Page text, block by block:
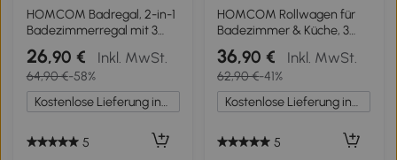
HOMCOM Badregal, 2-in-1
Badezimmerregal mit 3
Stangen, abnehmbarer
48L-Wäschekorb, Bambus,
43 x 35 x 133 cm,
Cremeweiß
26,90 € Inkl. MwSt.
64,90 €-58%
Kostenlose Lieferung innerhalb Deutschlands
5
HOMCOM Rollwagen für
Badezimmer & Küche, 3
Ebenen, 100% Bambus,
wasserfest
36,90 € Inkl. MwSt.
62,90 €-41%
Kostenlose Lieferung innerhalb Deutschlands
5